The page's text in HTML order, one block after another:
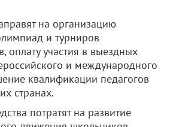
на организацию
и турниров
оплату участия в выездных
и международного
квалификации педагогов
странах.
потратят на развитие